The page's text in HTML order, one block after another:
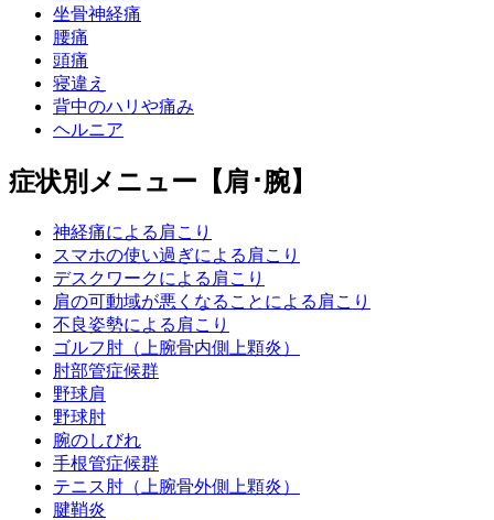
坐骨神経痛
腰痛
頭痛
寝違え
背中のハリや痛み
ヘルニア
症状別メニュー【肩･腕】
神経痛による肩こり
スマホの使い過ぎによる肩こり
デスクワークによる肩こり
肩の可動域が悪くなることによる肩こり
不良姿勢による肩こり
ゴルフ肘（上腕骨内側上顆炎）
肘部管症候群
野球肩
野球肘
腕のしびれ
手根管症候群
テニス肘（上腕骨外側上顆炎）
腱鞘炎